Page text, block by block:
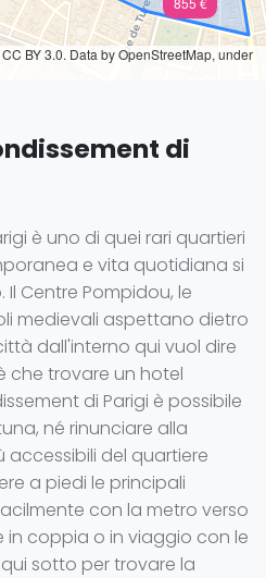
BY 3.0. Data by OpenStreetMap, under
di
è uno di quei rari quartieri
e vita quotidiana si
Centre Pompidou, le
medievali aspettano dietro
dall'interno qui vuol dire
che trovare un hotel
di Parigi è possibile
né rinunciare alla
accessibili del quartiere
a piedi le principali
con la metro verso
in coppia o in viaggio con le
sotto per trovare la